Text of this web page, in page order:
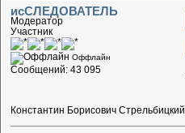
исСЛЕДОВАТЕЛЬ
Модератор
Участник
Оффлайн
Сообщений: 43 095
Константин Борисович Стрельбицкий